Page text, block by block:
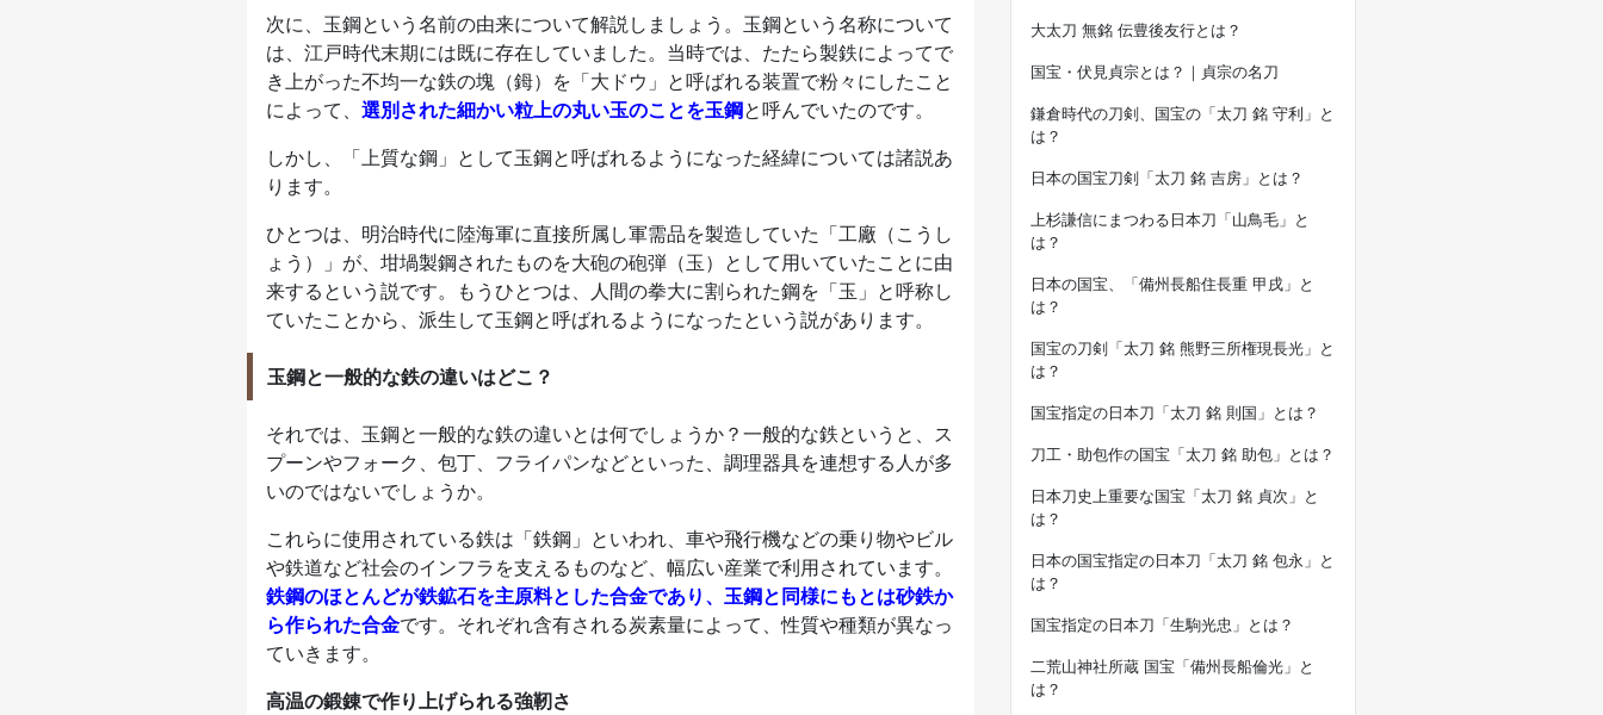
次に、玉鋼という名前の由来について解説しましょう。玉鋼という名称について
は、江戸時代末期には既に存在していました。当時では、たたら製鉄によってで
き上がった不均一な鉄の塊（鉧）を「大ドウ」と呼ばれる装置で粉々にしたこと
によって、 選別された細かい粒上の丸い玉のことを玉鋼と呼んでいたのです。
しかし、「上質な鋼」として玉鋼と呼ばれるようになった経緯については諸説あ
ります。
ひとつは、明治時代に陸海軍に直接所属し軍需品を製造していた「工廠（こうし
ょう）」が、坩堝製鋼されたものを大砲の砲弾（玉）として用いていたことに由
来するという説です。もうひとつは、人間の拳大に割られた鋼を「玉」と呼称し
ていたことから、派生して玉鋼と呼ばれるようになったという説があります。
玉鋼と一般的な鉄の違いはどこ？
それでは、玉鋼と一般的な鉄の違いとは何でしょうか？一般的な鉄というと、ス
プーンやフォーク、包丁、フライパンなどといった、調理器具を連想する人が多
いのではないでしょうか。
これらに使用されている鉄は「鉄鋼」といわれ、車や飛行機などの乗り物やビル
や鉄道など社会のインフラを支えるものなど、幅広い産業で利用されています。
鉄鋼のほとんどが鉄鉱石を主原料とした合金であり、玉鋼と同様にもとは砂鉄か
ら作られた合金です。それぞれ含有される炭素量によって、性質や種類が異なっ
ていきます。
高温の鍛錬で作り上げられる強靭さ
大太刀 無銘 伝豊後友行とは？
国宝・伏見貞宗とは？｜貞宗の名刀
鎌倉時代の刀剣、国宝の「太刀 銘 守利」と
は？
日本の国宝刀剣「太刀 銘 吉房」とは？
上杉謙信にまつわる日本刀「山鳥毛」と
は？
日本の国宝、「備州長船住長重 甲戌」と
は？
国宝の刀剣「太刀 銘 熊野三所権現長光」と
は？
国宝指定の日本刀「太刀 銘 則国」とは？
刀工・助包作の国宝「太刀 銘 助包」とは？
日本刀史上重要な国宝「太刀 銘 貞次」と
は？
日本の国宝指定の日本刀「太刀 銘 包永」と
は？
国宝指定の日本刀「生駒光忠」とは？
二荒山神社所蔵 国宝「備州長船倫光」と
は？